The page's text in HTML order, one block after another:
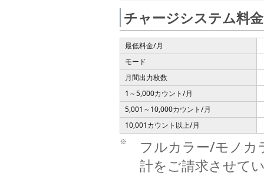
チャージシステム料金
最低料金/月
モード
月間出力枚数
1～5,000カウント/月
5,001～10,000カウント/月
10,001カウント以上/月
※
フルカラー/モノカ
計をご請求させて